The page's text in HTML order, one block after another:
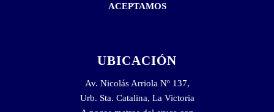
ACEPTAMOS
UBICACIÓN
Av. Nicolás Arriola Nº 137,
Urb. Sta. Catalina, La Victoria